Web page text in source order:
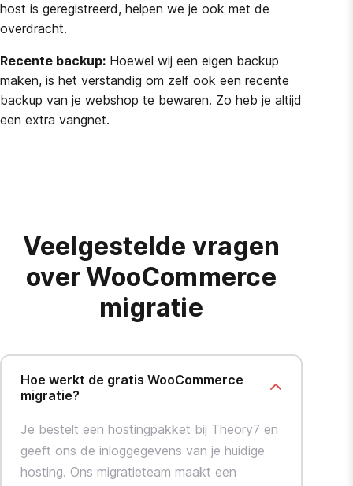
host is geregistreerd, helpen we je ook met de
overdracht.
Recente backup: Hoewel wij een eigen backup
maken, is het verstandig om zelf ook een recente
backup van je webshop te bewaren. Zo heb je altijd
een extra vangnet.
Veelgestelde vragen
over WooCommerce
migratie
Hoe werkt de gratis WooCommerce
migratie?
Je bestelt een hostingpakket bij Theory7 en
geeft ons de inloggegevens van je huidige
hosting. Ons migratieteam maakt een